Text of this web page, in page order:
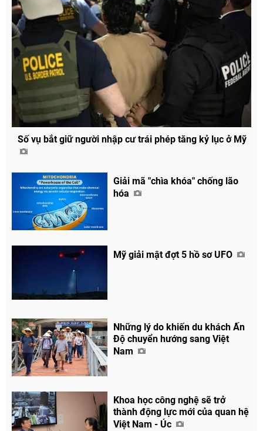
Số vụ bắt giữ người nhập cư trái phép tăng kỷ lục ở Mỹ
Giải mã "chìa khóa" chống lão
hóa
Mỹ giải mật đợt 5 hồ sơ UFO
Những lý do khiến du khách Ấn
Độ chuyển hướng sang Việt
Nam
Khoa học công nghệ sẽ trở
thành động lực mới của quan hệ
Việt Nam - Úc